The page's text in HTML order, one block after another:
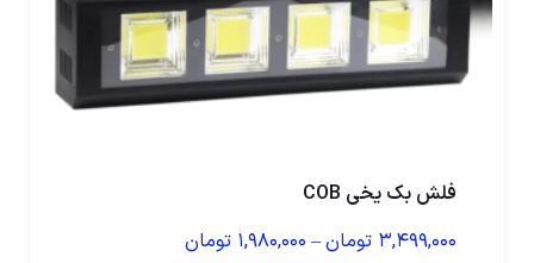
فلش بک یخی COB
۳,۴۹۹,۰۰۰ تومان– ۱,۹۸۰,۰۰۰ تومان